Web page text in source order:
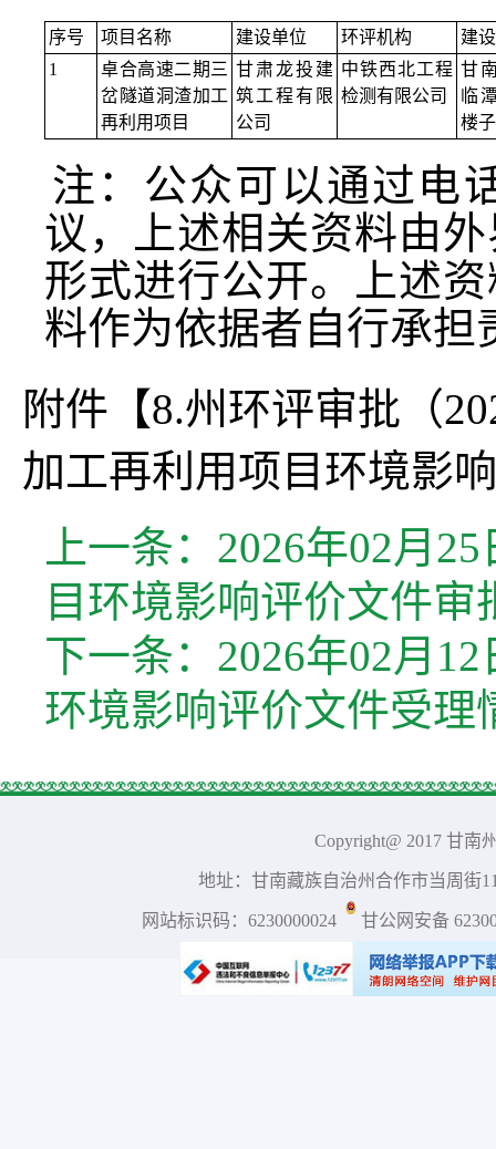
序号 项目名称 建设单位 环评机构
建
1
卓合高速二期三
岔隧道洞渣加工
再利用项目
甘肃龙投建
筑工程有限
公司
中铁西北工程
检测有限公司
甘
临
楼
注：公众可以通过电
议，上述相关资料由
形式进行公开。上述
料作为依据者自行承担
附件【8.州环评审批（
加工再利用项目环境影
上一条： 2026年02月
目环境影响评价文件审
下一条： 2026年02月
环境影响评价文件受理
Copyright@ 2017 甘南
地址：甘南藏族自治州合作市当周街
网站标识码：6230000024 甘公网安备